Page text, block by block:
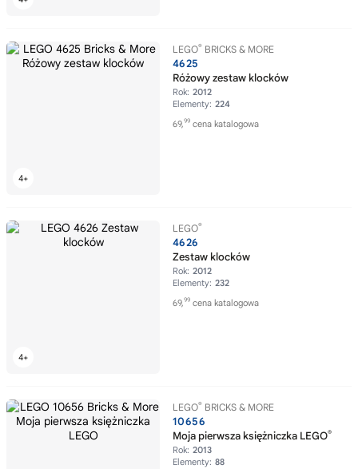
LEGO® BRICKS & MORE
4625
Różowy zestaw klocków
Rok: 2012
Elementy: 224
69,99 cena katalogowa
LEGO®
4626
Zestaw klocków
Rok: 2012
Elementy: 232
69,99 cena katalogowa
LEGO® BRICKS & MORE
10656
Moja pierwsza księżniczka LEGO®
Rok: 2013
Elementy: 88